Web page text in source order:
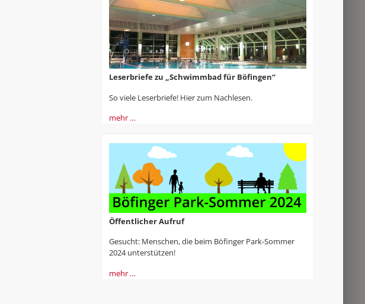
Leserbriefe zu „Schwimmbad für Böfingen“
So viele Leserbriefe! Hier zum Nachlesen.
mehr …
Öffentlicher Aufruf
Gesucht: Menschen, die beim Böfinger Park-Sommer
2024 unterstützen!
mehr …